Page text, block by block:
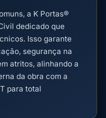
a K Portas®
dedicado que
Isso garante
segurança na
atritos, alinhando a
da obra com a
para total